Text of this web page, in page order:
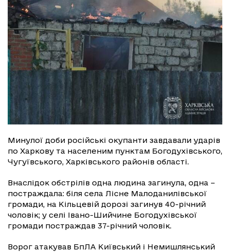
Минулої доби російські окупанти завдавали ударів
по Харкову та населеним пунктам Богодухівського,
Чугуївського, Харківського районів області.
Внаслідок обстрілів одна людина загинула, одна –
постраждала: біля села Лісне Малоданилівської
громади, на Кільцевій дорозі загинув 40-річний
чоловік; у селі Івано-Шийчине Богодухівської
громади постраждав 37-річний чоловік.
Ворог атакував БпЛА Київський і Немишлянський